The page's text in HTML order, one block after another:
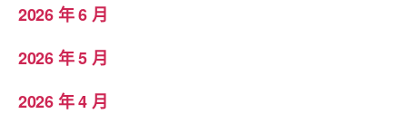
2026 年 6 月
2026 年 5 月
2026 年 4 月